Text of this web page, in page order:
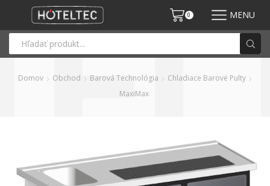
0 MENU
Domov Obchod Barová Technológia
Chladiace Barové Pulty
MaxiMax